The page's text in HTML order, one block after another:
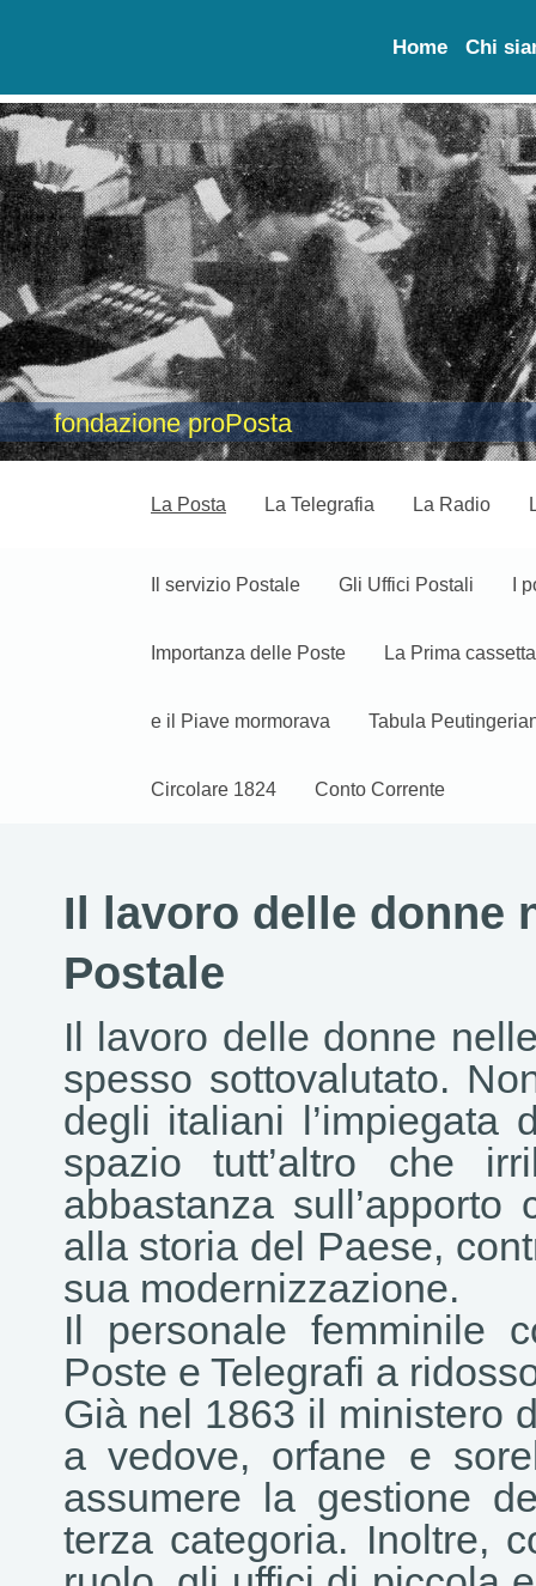
Home Chi
fondazione proPosta
La Posta La Telegrafia La Radio
Il servizio Postale Gli Uffici Postali I
Importanza delle Poste La Prima
e il Piave mormorava Tabula
Circolare 1824 Conto Corrente
Il lavoro delle donne
Postale
Il lavoro delle donne
spesso sottovalutato.
degli italiani l’impiegata
spazio tutt’altro che
abbastanza sull’apporto
alla storia del Paese,
sua modernizzazione.
Il personale femminile
Poste e Telegrafi a
Già nel 1863 il ministero
a vedove, orfane e
assumere la gestione
terza categoria. Inoltre,